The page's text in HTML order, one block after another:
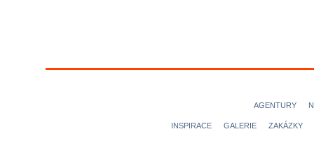
AGENTURY
INSPIRACE GALERIE ZAKÁZKY